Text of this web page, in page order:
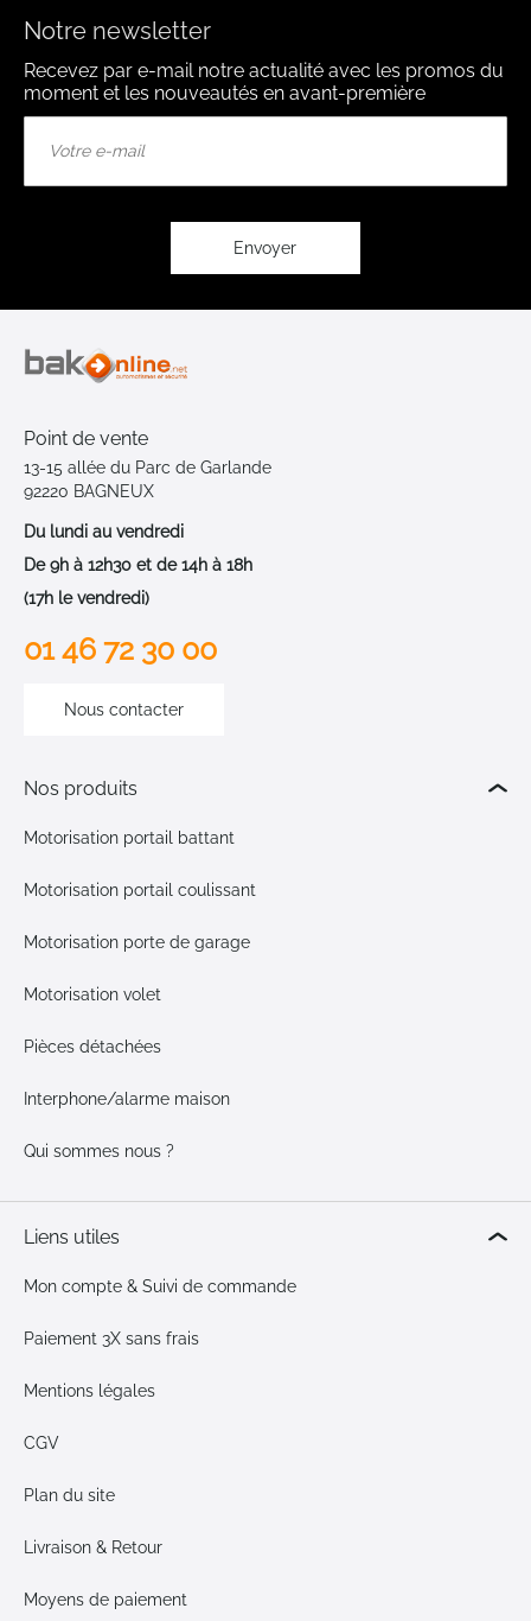
Notre newsletter
Recevez par e-mail notre actualité avec les promos du
moment et les nouveautés en avant-première
Envoyer
Point de vente
13-15 allée du Parc de Garlande
92220 BAGNEUX
Du lundi au vendredi
De 9h à 12h30 et de 14h à 18h
(17h le vendredi)
01 46 72 30 00
Nous contacter
Nos produits
Motorisation portail battant
Motorisation portail coulissant
Motorisation porte de garage
Motorisation volet
Pièces détachées
Interphone/alarme maison
Qui sommes nous ?
Liens utiles
Mon compte & Suivi de commande
Paiement 3X sans frais
Mentions légales
CGV
Plan du site
Livraison & Retour
Moyens de paiement